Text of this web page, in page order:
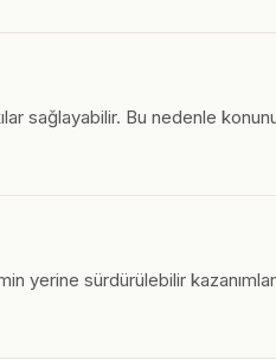
sağlayabilir. Bu nedenle
yerine sürdürülebilir